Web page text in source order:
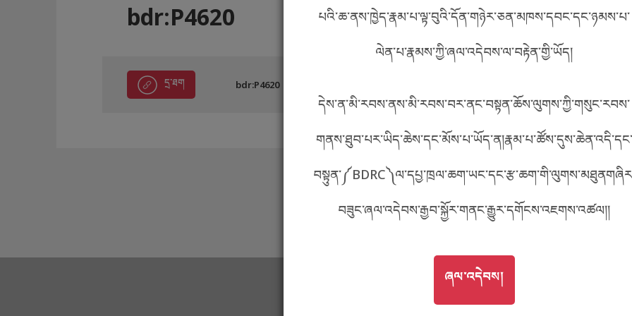
བོད་ཡིག
English
ភាសាខ្មែរ
པའི་ཆ་ནས་ཁྱེད་རྣམ་པ་ལྟ་བུའི་དོན་གཉེར་ཅན་མཁས་དབང་དང་ཉམས་པ་
ལེན་པ་རྣམས་ཀྱི་ཞལ་འདེབས་ལ་བརྟེན་གྱི་ཡོད།
དེས་ན་མི་རབས་ནས་མི་རབས་བར་ནང་བསྟན་ཆོས་ལུགས་ཀྱི་གསུང་རབས་
གནས་ཐུབ་པར་ཡིད་ཆེས་དང་མོས་པ་ཡོད་ན།རྣམ་པ་ཚོས་དུས་ཆེན་འདི་དང་
བཟུང་ཞལ་འདེབས་རྒྱབ་སྐྱོར་གནང་རྒྱུར་དགོངས་འཇགས་འཚལ།།
GO TOཞལ་འདེབས།
ཞལ་འདེབས།
bdr:P4620
དྲ་ཐག bdr:P4620